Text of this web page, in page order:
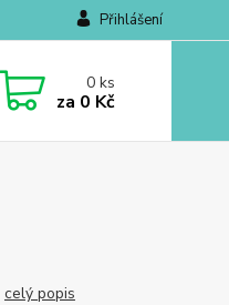
Přihlášení
0ks
za 0 Kč
celý popis